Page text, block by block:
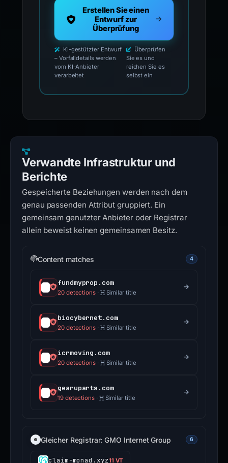
Erstellen Sie einen
Entwurf zur
Überprüfung
KI-gestützter Entwurf
– Vorfalldetails werden
vom KI-Anbieter
Überprüfen
Sie es und
reichen Sie es
Verwandte Infrastruktur und
Berichte
Gespeicherte Beziehungen werden nach dem
genau passenden Attribut gruppiert. Ein
gemeinsam genutzter Anbieter oder Registrar
fundmyprop.com
biocybernet.com
icrmoving.com
gearuparts.com